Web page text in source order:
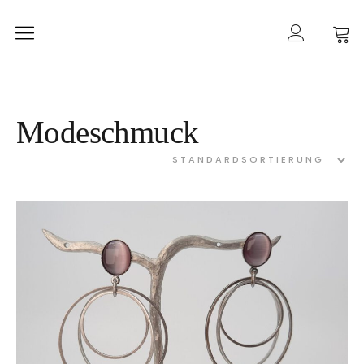
Shop
Ketten
Armbänder
Taschen
Kategorien
Modeschmuck